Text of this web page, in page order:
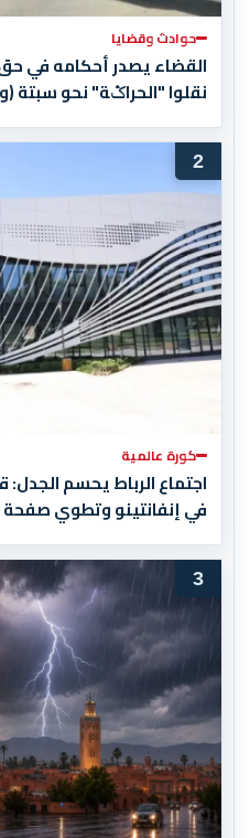
حوادث وقضايا
القضاء يصدر أحكامه في
نقلوا "الحراݣة" نحو سبتة
2
كورة عالمية
اجتماع الرباط يحسم الجدل:
في إنفانتينو وتطوي
3